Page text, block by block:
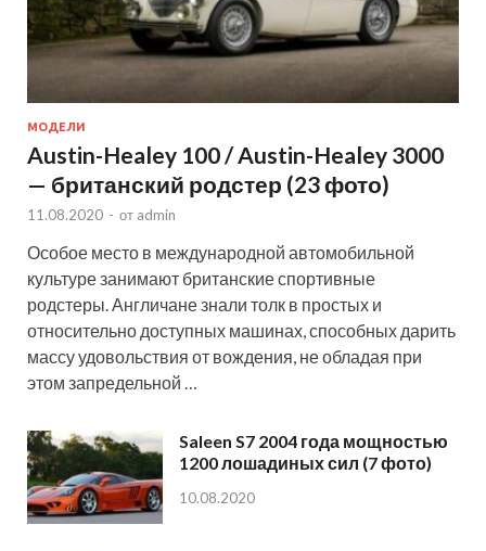
МОДЕЛИ
Austin-Healey 100 / Austin-Healey 3000
— британский родстер (23 фото)
11.08.2020 - от admin
Особое место в международной автомобильной
культуре занимают британские спортивные
родстеры. Англичане знали толк в простых и
относительно доступных машинах, способных дарить
массу удовольствия от вождения, не обладая при
этом запредельной …
Saleen S7 2004 года мощностью
1200 лошадиных сил (7 фото)
10.08.2020